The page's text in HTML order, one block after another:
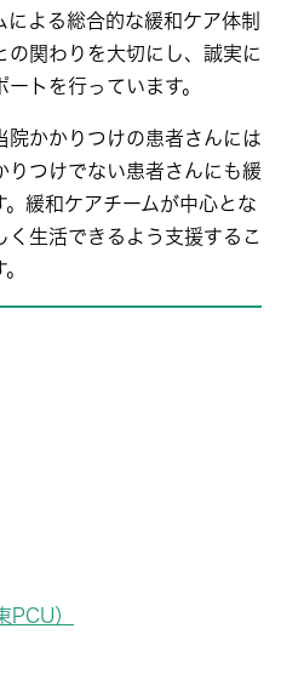
よる総合的な緩和ケア体制
の関わりを大切にし、誠実に
トを行っています。
院かかりつけの患者さんには
りつけでない患者さんにも緩
緩和ケアチームが中心とな
く生活できるよう支援するこ
PCU）